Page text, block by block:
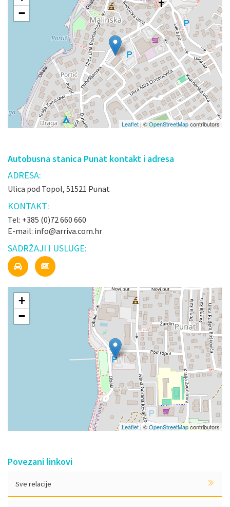
−
Leaflet| ©OpenStreetMapcontributors
Autobusna stanica Punat kontakt i adresa
ADRESA:
Ulica pod Topol, 51521 Punat
KONTAKT:
Tel: +385 (0)72 660 660
E-mail: info@arriva.com.hr
SADRŽAJI I USLUGE:
+
−
Leaflet | ©OpenStreetMapcontributors
Povezani linkovi
Sve relacije